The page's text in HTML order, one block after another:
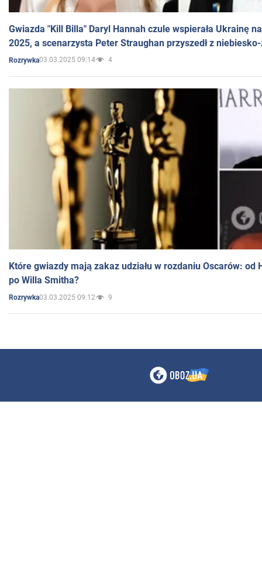
Gwiazda "Kill Billa" Daryl Hannah czule wspierała Ukrainę
2025, a scenarzysta Peter Straughan przyszedł z
Rozrywka03.03.2025 09:14 4
Które gwiazdy mają zakaz udziału w rozdaniu Oscarów: od
po Willa Smitha?
Rozrywka03.03.2025 09:12 9